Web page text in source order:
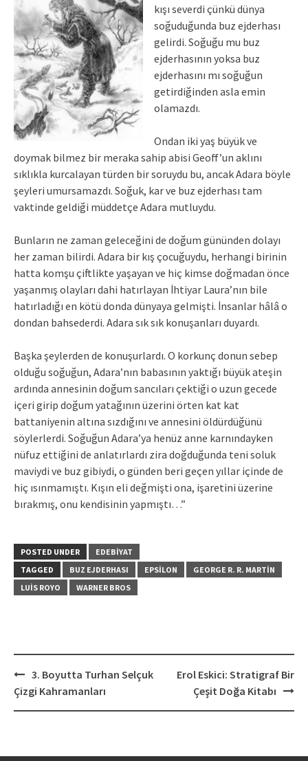
kışı severdi çünkü dünya
soğuduğunda buz ejderhası
gelirdi. Soğuğu mu buz
ejderhasının yoksa buz
ejderhasını mı soğuğun
getirdiğinden asla emin
olamazdı.
Ondan iki yaş büyük ve
doymak bilmez bir meraka sahip abisi Geoff’un aklını
sıklıkla kurcalayan türden bir soruydu bu, ancak Adara böyle
şeyleri umursamazdı. Soğuk, kar ve buz ejderhası tam
vaktinde geldiği müddetçe Adara mutluydu.
Bunların ne zaman geleceğini de doğum gününden dolayı
her zaman bilirdi. Adara bir kış çocuğuydu, herhangi birinin
hatta komşu çiftlikte yaşayan ve hiç kimse doğmadan önce
yaşanmış olayları dahi hatırlayan İhtiyar Laura’nın bile
hatırladığı en kötü donda dünyaya gelmişti. İnsanlar hâlâ o
dondan bahsederdi. Adara sık sık konuşanları duyardı.
Başka şeylerden de konuşurlardı. O korkunç donun sebep
olduğu soğuğun, Adara’nın babasının yaktığı büyük ateşin
ardında annesinin doğum sancıları çektiği o uzun gecede
içeri girip doğum yatağının üzerini örten kat kat
battaniyenin altına sızdığını ve annesini öldürdüğünü
söylerlerdi. Soğuğun Adara’ya henüz anne karnındayken
nüfuz ettiğini de anlatırlardı zira doğduğunda teni soluk
maviydi ve buz gibiydi, o günden beri geçen yıllar içinde de
hiç ısınmamıştı. Kışın eli değmişti ona, işaretini üzerine
bırakmış, onu kendisinin yapmıştı…”
POSTED UNDER
EDEBIYAT
TAGGED
BUZ EJDERHASI EPSILON
GEORGE R. R. MARTIN
LUIS ROYO
WARNER BROS
Post
navigation
3. Boyutta Turhan Selçuk
Çizgi Kahramanları
Erol Eskici: Stratigraf Bir
Çeşit Doğa Kitabı